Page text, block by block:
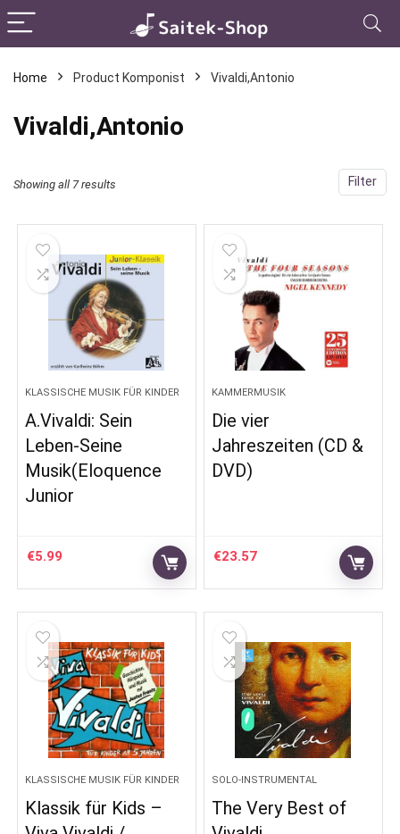
Home Product Komponist Vivaldi,Antonio
Vivaldi,Antonio
Filter
Showing all 7 results
KLASSISCHE MUSIK FÜR KINDER
A.Vivaldi: Sein
Leben-Seine
Musik(Eloquence
Junior
€5.99
KAMMERMUSIK
Die vier
Jahreszeiten (CD &
DVD)
€23.57
KLASSISCHE MUSIK FÜR KINDER
Klassik für Kids –
SOLO-INSTRUMENTAL
The Very Best of